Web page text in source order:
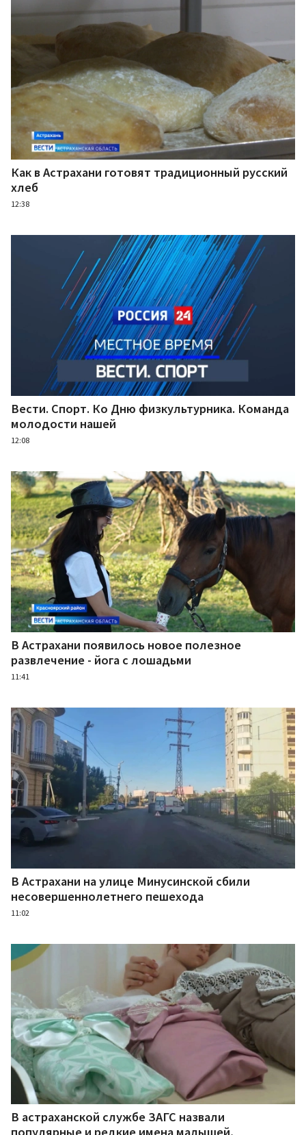
Как в Астрахани готовят традиционный русский
хлеб
12:38
Вести. Спорт. Ко Дню физкультурника. Команда
молодости нашей
12:08
В Астрахани появилось новое полезное
развлечение - йога с лошадьми
11:41
В Астрахани на улице Минусинской сбили
несовершеннолетнего пешехода
11:02
В астраханской службе ЗАГС назвали